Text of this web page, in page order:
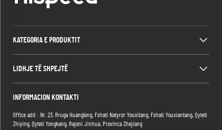
KATEGORIA E PRODUKTIT
LIDHJE TË SHPEJTË
INFORMACION KONTAKTI
Office add : Nr. 23, Rruga Huanglong, Fshati Natyror Youxitang, Fshati Youxiantang, Qyteti
Zhiying, Qyteti Yongkang, Rajoni Jinhua, Provinca Zhejiang